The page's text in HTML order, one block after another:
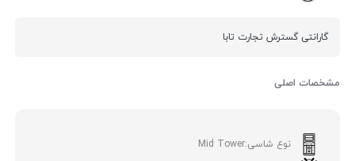
گارانتی گسترش تجارت تابا
مشخصات اصلی
نوع شاسی:Mid Tower